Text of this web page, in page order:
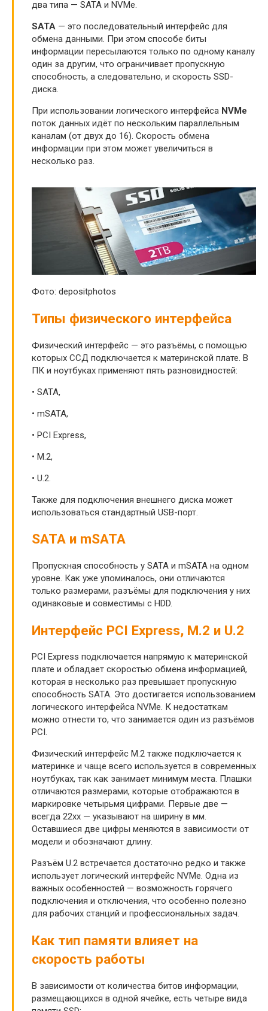
два типа — SATA и NVMe.
SATA — это последовательный интерфейс для
обмена данными. При этом способе биты
информации пересылаются только по одному каналу
один за другим, что ограничивает пропускную
способность, а следовательно, и скорость SSD-
диска.
При использовании логического интерфейса NVMe
поток данных идёт по нескольким параллельным
каналам (от двух до 16). Скорость обмена
информации при этом может увеличиться в
несколько раз.
Фото: depositphotos
Типы физического интерфейса
Физический интерфейс — это разъёмы, с помощью
которых ССД подключается к материнской плате. В
ПК и ноутбуках применяют пять разновидностей:
• SATA,
• mSATA,
• PCI Express,
• M.2,
• U.2.
Также для подключения внешнего диска может
использоваться стандартный USB-порт.
SATA и mSATA
Пропускная способность у SATA и mSATA на одном
уровне. Как уже упоминалось, они отличаются
только размерами, разъёмы для подключения у них
одинаковые и совместимы с HDD.
Интерфейс PCI Express, M.2 и U.2
PCI Express подключается напрямую к материнской
плате и обладает скоростью обмена информацией,
которая в несколько раз превышает пропускную
способность SATA. Это достигается использованием
логического интерфейса NVMe. К недостаткам
можно отнести то, что занимается один из разъёмов
PCI.
Физический интерфейс M.2 также подключается к
материнке и чаще всего используется в современных
ноутбуках, так как занимает минимум места. Плашки
отличаются размерами, которые отображаются в
маркировке четырьмя цифрами. Первые две —
всегда 22xx — указывают на ширину в мм.
Оставшиеся две цифры меняются в зависимости от
модели и обозначают длину.
Разъём U.2 встречается достаточно редко и также
использует логический интерфейс NVMe. Одна из
важных особенностей — возможность горячего
подключения и отключения, что особенно полезно
для рабочих станций и профессиональных задач.
Как тип памяти влияет на
скорость работы
В зависимости от количества битов информации,
размещающихся в одной ячейке, есть четыре вида